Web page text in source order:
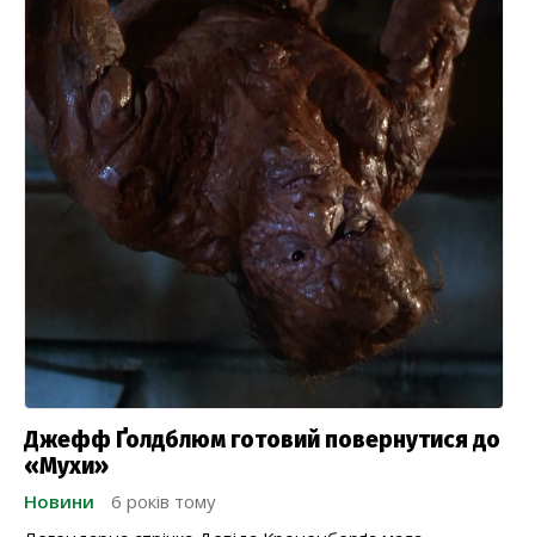
Джефф Ґолдблюм готовий повернутися до
«Мухи»
Новини
6 років тому